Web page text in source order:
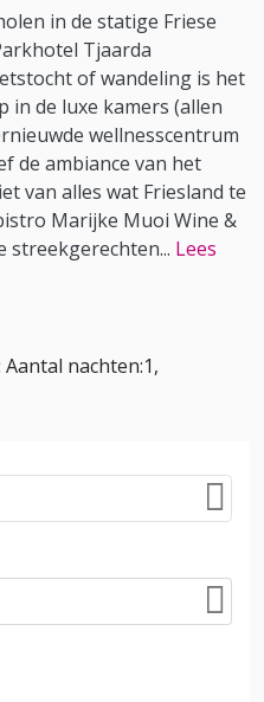
in de statige Friese
Tjaarda
of wandeling is het
in de luxe kamers (allen
wellnesscentrum
de ambiance van het
van alles wat Friesland te
Marijke Muoi Wine &
streekgerechten... Lees
Aantal nachten:1,